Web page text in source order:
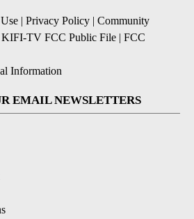
| Privacy Policy | Community
KIFI-TV FCC Public File | FCC
Information
EMAIL NEWSLETTERS